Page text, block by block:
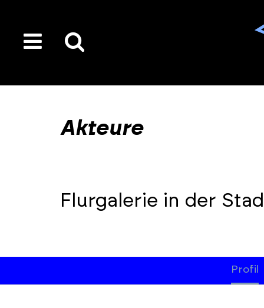
toggle
der
Seite
Akteure
Flurgalerie in der
Profil